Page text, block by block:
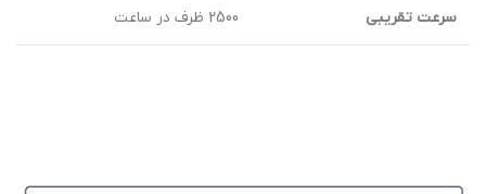
سرعت تقريبي 2500 ظرف در ساعت